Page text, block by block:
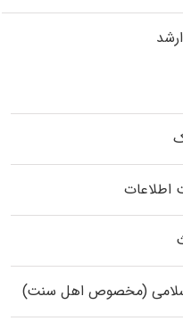
اطلاعات
اسلامی (مخصوص اهل سنت)